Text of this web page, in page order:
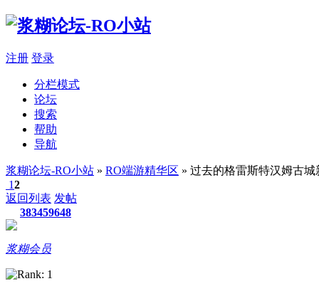
注册 登录
分栏模式
论坛
搜索
帮助
导航
浆糊论坛-RO小站 » RO端游精华区 » 过去的格雷斯特汉姆古城
12
返回列表 发帖
383459648
浆糊会员